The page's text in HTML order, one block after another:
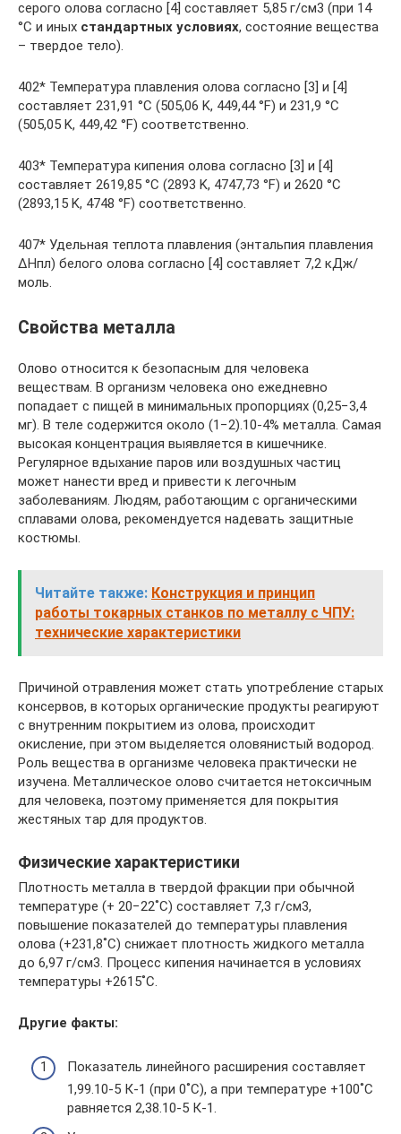
серого олова согласно [4] составляет 5,85 г/см3 (при 14
°C и иных стандартных условиях, состояние вещества
– твердое тело).
402* Температура плавления олова согласно [3] и [4]
составляет 231,91 °С (505,06 K, 449,44 °F) и 231,9 °С
(505,05 K, 449,42 °F) соответственно.
403* Температура кипения олова согласно [3] и [4]
составляет 2619,85 °C (2893 K, 4747,73 °F) и 2620 °С
(2893,15 K, 4748 °F) соответственно.
407* Удельная теплота плавления (энтальпия плавления
ΔHпл) белого олова согласно [4] составляет 7,2 кДж/
моль.
Свойства металла
Олово относится к безопасным для человека
веществам. В организм человека оно ежедневно
попадает с пищей в минимальных пропорциях (0,25−3,4
мг). В теле содержится около (1−2).10-4% металла. Самая
высокая концентрация выявляется в кишечнике.
Регулярное вдыхание паров или воздушных частиц
может нанести вред и привести к легочным
заболеваниям. Людям, работающим с органическими
сплавами олова, рекомендуется надевать защитные
костюмы.
Читайте также: Конструкция и принцип
работы токарных станков по металлу с ЧПУ:
технические характеристики
Причиной отравления может стать употребление старых
консервов, в которых органические продукты реагируют
с внутренним покрытием из олова, происходит
окисление, при этом выделяется оловянистый водород.
Роль вещества в организме человека практически не
изучена. Металлическое олово считается нетоксичным
для человека, поэтому применяется для покрытия
жестяных тар для продуктов.
Физические характеристики
Плотность металла в твердой фракции при обычной
температуре (+ 20−22˚С) составляет 7,3 г/см3,
повышение показателей до температуры плавления
олова (+231,8˚С) снижает плотность жидкого металла
до 6,97 г/см3. Процесс кипения начинается в условиях
температуры +2615˚С.
Другие факты:
Показатель линейного расширения составляет
1,99.10-5 К-1 (при 0˚С), а при температуре +100˚С
равняется 2,38.10-5 К-1.